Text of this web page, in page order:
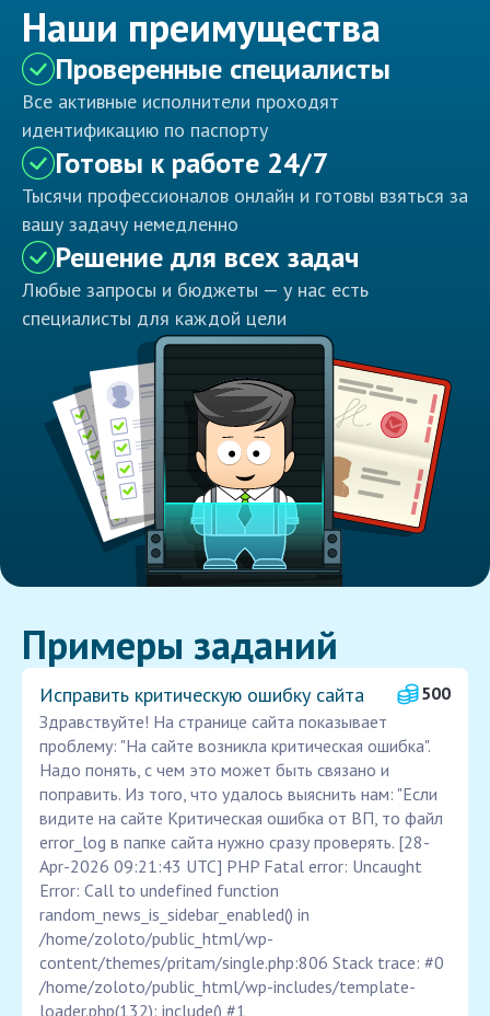
Наши преимущества
Проверенные специалисты
Все активные исполнители проходят
идентификацию по паспорту
Готовы к работе 24/7
Тысячи профессионалов онлайн и готовы взяться за
вашу задачу немедленно
Решение для всех задач
Любые запросы и бюджеты — у нас есть
специалисты для каждой цели
Примеры заданий
Исправить критическую ошибку сайта
500
Здравствуйте! На странице сайта показывает
проблему: "На сайте возникла критическая ошибка".
Надо понять, с чем это может быть связано и
поправить. Из того, что удалось выяснить нам: "Если
видите на сайте Критическая ошибка от ВП, то файл
error_log в папке сайта нужно сразу проверять. [28-
Apr-2026 09:21:43 UTC] PHP Fatal error: Uncaught
Error: Call to undefined function
random_news_is_sidebar_enabled() in
/home/zoloto/public_html/wp-
content/themes/pritam/single.php:806 Stack trace: #0
/home/zoloto/public_html/wp-includes/template-
loader.php(132): include() #1